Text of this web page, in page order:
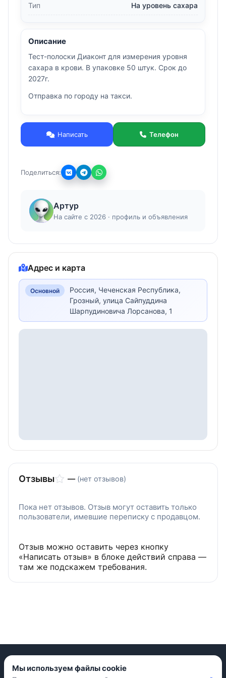
Тип На уровень сахара
Описание
Тест-полоски Диаконт для измерения уровня
сахара в крови. В упаковке 50 штук. Срок до
2027г.
Отправка по городу на такси.
Написать Телефон
Поделиться:
Артур
На сайте с 2026 · профиль и объявления
Адрес и карта
Основной
Россия, Чеченская Республика,
Грозный, улица Сайпуддина
Шарпудиновича Лорсанова, 1
Отзывы — (нет отзывов)
Пока нет отзывов. Отзыв могут оставить только
пользователи, имевшие переписку с продавцом.
Отзыв можно оставить через кнопку
«Написать отзыв» в блоке действий справа —
там же подскажем требования.
Мы используем файлы cookie